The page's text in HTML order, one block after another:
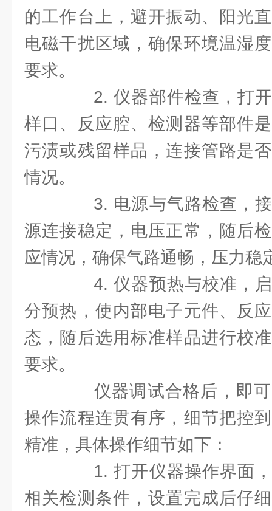
的工作台上，避开振动、阳光
电磁干扰区域，确保环境温湿
要求。
2. 仪器部件检查，打开
样口、反应腔、检测器等部件
污渍或残留样品，连接管路是
情况。
3. 电源与气路检查，接
源连接稳定，电压正常，随后
应情况，确保气路通畅，压力稳
4. 仪器预热与校准，启
分预热，使内部电子元件、反
态，随后选用标准样品进行校
要求。
仪器调试合格后，即可
操作流程连贯有序，细节把控
精准，具体操作细节如下：
1. 打开仪器操作界面，
相关检测条件，设置完成后仔